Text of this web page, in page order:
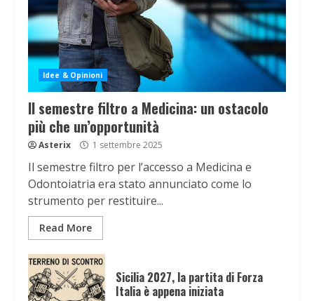
Idee & Opinioni
Il semestre filtro a Medicina: un ostacolo
più che un’opportunità
Asterix 1 settembre 2025
Il semestre filtro per l’accesso a Medicina e
Odontoiatria era stato annunciato come lo
strumento per restituire...
Read More
Sicilia 2027, la partita di Forza
Italia è appena iniziata